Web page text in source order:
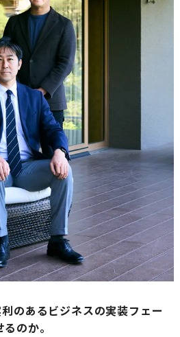
のあるビジネスの実装フェー
のか。